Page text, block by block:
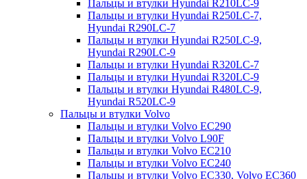
Пальцы и втулки Hyundai R210LC-9
Пальцы и втулки Hyundai R250LC-7,
Hyundai R290LC-7
Пальцы и втулки Hyundai R250LC-9,
Hyundai R290LC-9
Пальцы и втулки Hyundai R320LC-7
Пальцы и втулки Hyundai R320LC-9
Пальцы и втулки Hyundai R480LC-9,
Hyundai R520LC-9
Пальцы и втулки Volvo
Пальцы и втулки Volvo EC290
Пальцы и втулки Volvo L90F
Пальцы и втулки Volvo EC210
Пальцы и втулки Volvo EC240
Пальцы и втулки Volvo EC330, Volvo EC360